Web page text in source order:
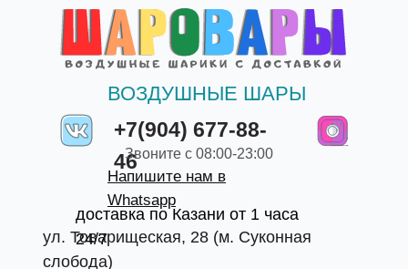
+7(904) 677-88-
46
ВОЗДУШНЫЕ ШАРЫ
доставка по Казани от 1 часа
24/7
Звоните с 08:00-23:00
Напишите нам в
Whatsapp
ул. Товарищеская, 28 (м. Суконная
слобода)